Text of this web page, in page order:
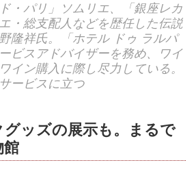
・パリ」ソムリエ、「銀座レカ
・総支配人などを歴任した伝説
隆祥氏。「ホテル ドゥ ラルパ
ビスアドバイザーを務め、ワイ
イン購入に際し尽力している。
ービスに立つ
グッズの展示も。まるで
館